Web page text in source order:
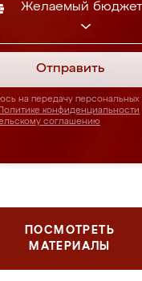
Желаемый бюджет
Отправить
на передачу персональных
конфиденциальности
соглашению
ПОСМОТРЕТЬ
МАТЕРИАЛЫ